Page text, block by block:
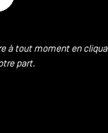
à tout moment en
part.